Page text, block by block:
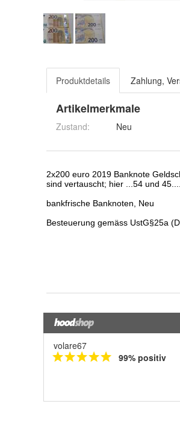
Produktdetails Zahlung,
Artikelmerkmale
Zustand: Neu
volare67
99% positiv